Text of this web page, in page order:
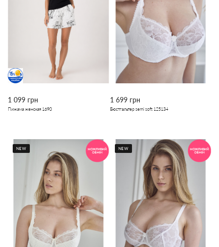
1 099 грн
Пижама женская 1690
1 699 грн
Бюстгальтер semi soft 125134
NEW NEW